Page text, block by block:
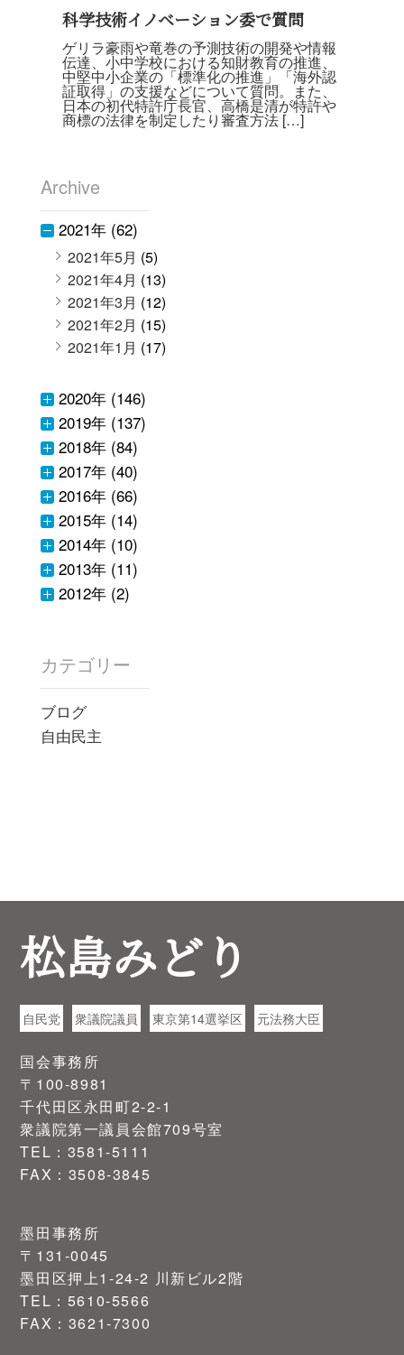
科学技術イノベーション委で質問
ゲリラ豪雨や竜巻の予測技術の開発や情報
伝達、小中学校における知財教育の推進、
中堅中小企業の「標準化の推進」「海外認
証取得」の支援などについて質問。また、
日本の初代特許庁長官、高橋是清が特許や
商標の法律を制定したり審査方法 […]
Archive
2021年 (62)
2021年5月 (5)
2021年4月 (13)
2021年3月 (12)
2021年2月 (15)
2021年1月 (17)
2020年 (146)
2019年 (137)
2018年 (84)
2017年 (40)
2016年 (66)
2015年 (14)
2014年 (10)
2013年 (11)
2012年 (2)
カテゴリー
ブログ
自由民主
松島みどり
自民党 衆議院議員 東京第14選挙区 元法務大臣
国会事務所
〒100-8981
千代田区永田町2-2-1
衆議院第一議員会館709号室
TEL：3581-5111
FAX：3508-3845
墨田事務所
〒131-0045
墨田区押上1-24-2 川新ビル2階
TEL：5610-5566
FAX：3621-7300